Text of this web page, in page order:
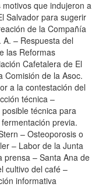
que indujeron a
Salvador para sugerir
de la Compañía
– Respuesta del
las Reformas
Cafetalera de El
Comisión de la Asoc.
a la contestación del
técnica –
técnica para
previa.
– Osteoporosis o
– Labor de la Junta
prensa – Santa Ana de
cultivo del café –
informativa